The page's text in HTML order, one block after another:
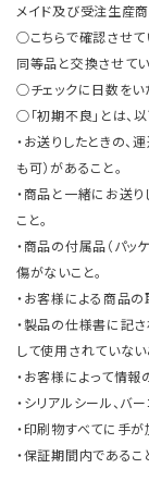
メイド及び受注生産
○こちらで確認させて
同等品と交換させてい
○チェックに日数をい
○「初期不良」とは、
・お送りしたときの、
も可）があること。
・商品と一緒にお送り
こと。
・商品の付属品（パッ
傷がないこと。
・お客様による商品
・製品の仕様書に記
して使用されていない
・お客様によって情報
・シリアルシール、バ
・印刷物すべてに手が
・保証期間内であるこ